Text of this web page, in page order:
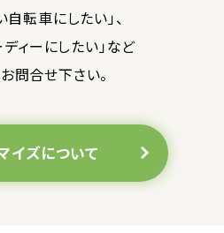
自転車にしたい」、
ディーにしたい」など
問合せ下さい。
イズについて